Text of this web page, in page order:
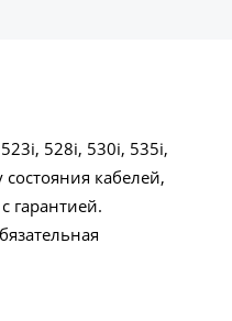
528i, 530i, 535i,
кабелей,
гарантией.